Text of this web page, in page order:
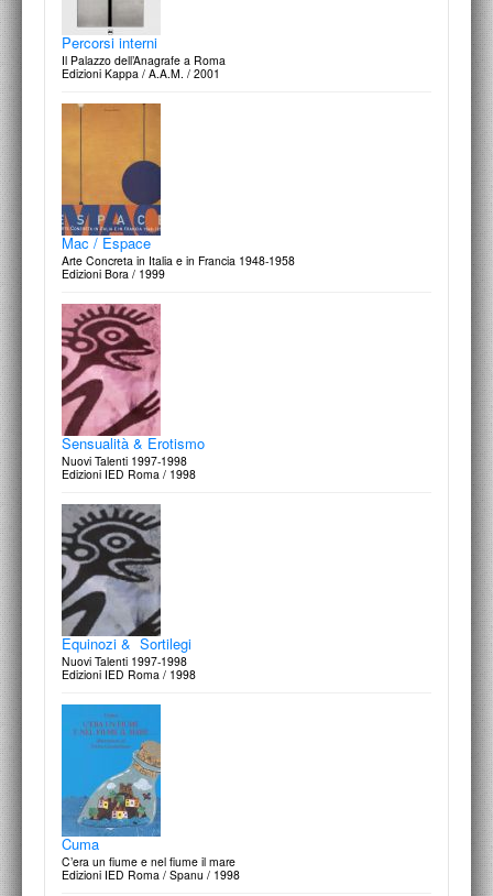
Percorsi interni
Il Palazzo dell’Anagrafe a Roma
Edizioni Kappa / A.A.M. / 2001
Mac / Espace
Arte Concreta in Italia e in Francia 1948-1958
Edizioni Bora / 1999
Sensualità & Erotismo
Nuovi Talenti 1997-1998
Edizioni IED Roma / 1998
Equinozi & Sortilegi
Nuovi Talenti 1997-1998
Edizioni IED Roma / 1998
Cuma
C’era un fiume e nel fiume il mare
Edizioni IED Roma / Spanu / 1998